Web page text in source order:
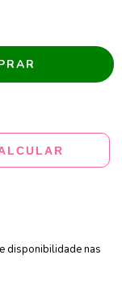
disponibilidade nas